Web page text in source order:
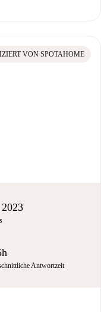
VON SPOTAHOME
Antwortzeit